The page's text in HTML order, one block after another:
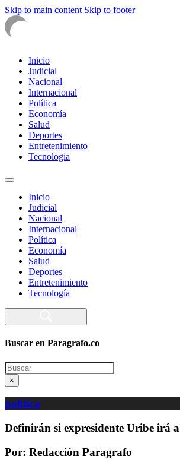
Skip to main content Skip to footer
Inicio
Judicial
Nacional
Internacional
Política
Economía
Salud
Deportes
Entretenimiento
Tecnología
Inicio
Judicial
Nacional
Internacional
Política
Economía
Salud
Deportes
Entretenimiento
Tecnología
Buscar en Paragrafo.co
Search
×
política
Definirán si expresidente Uribe irá
Por: Redacción Paragrafo